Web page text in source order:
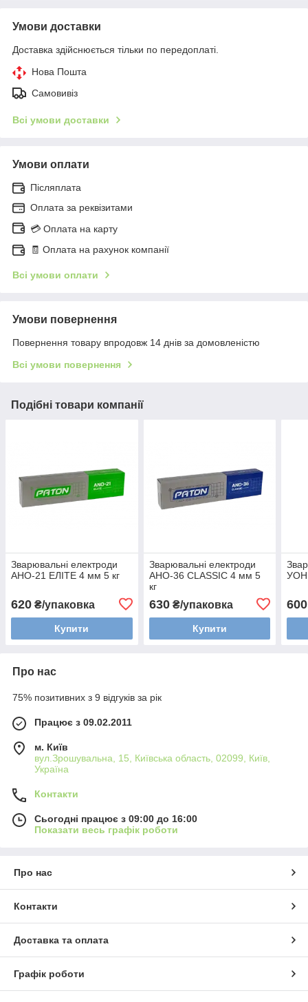
Умови доставки
Доставка здійснюється тільки по передоплаті.
Нова Пошта
Самовивіз
Всі умови доставки
Умови оплати
Післяплата
Оплата за реквізитами
💳 Оплата на карту
🧾 Оплата на рахунок компанії
Всі умови оплати
Умови повернення
Повернення товару впродовж 14 днів за домовленістю
Всі умови повернення
Подібні товари компанії
Зварювальні електроди
АНО-21 ЕЛІТЕ 4 мм 5 кг
620 ₴/упаковка
Купити
Зварювальні електроди
АНО-36 CLASSIC 4 мм 5
кг
630₴/упаковка
Купити
600
Про нас
75% позитивних з 9 відгуків за рік
Працює з 09.02.2011
м. Київ
вул.Зрошувальна, 15, Київська область, 02099, Київ,
Україна
Контакти
Сьогодні працює з 09:00 до 16:00
Показати весь графік роботи
Про нас
Контакти
Доставка та оплата
Графік роботи